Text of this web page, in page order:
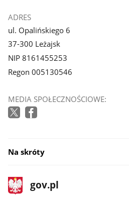
ADRES
ul. Opalińskiego 6
37-300 Leżajsk
NIP 8161455253
Regon 005130546
MEDIA SPOŁECZNOŚCIOWE:
Na skróty
stopka
gov.pl
Strona
gov.pl